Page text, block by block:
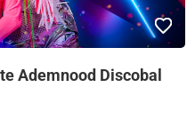
Ademnood Discobal